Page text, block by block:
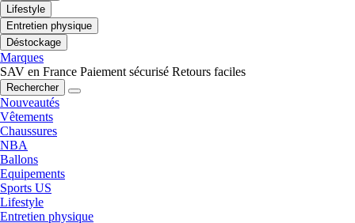
Lifestyle
Entretien physique
Déstockage
Marques
SAV en France Paiement sécurisé Retours faciles
Rechercher
Nouveautés
Vêtements
Chaussures
NBA
Ballons
Equipements
Sports US
Lifestyle
Entretien physique